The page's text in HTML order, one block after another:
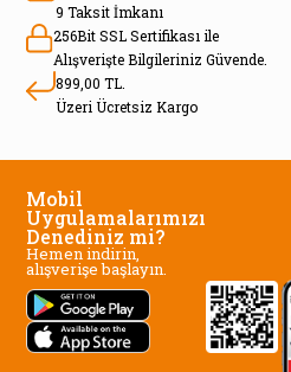
9 Taksit İmkanı
256Bit SSL Sertifikası ile
Alışverişte Bilgileriniz Güvende.
899,00 TL.
Üzeri Ücretsiz Kargo
Mobil
Uygulamalarımızı
Denediniz mi?
Hemen indirin,
alışverişe başlayın.